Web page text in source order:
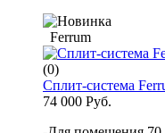
Ferrum
(0)
Сплит-система
74 000 Руб.